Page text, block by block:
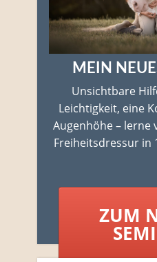
MEIN
Unsichtbare
Leichtigkeit, eine
Augenhöhe –
Freiheitsdressur in
ZUM